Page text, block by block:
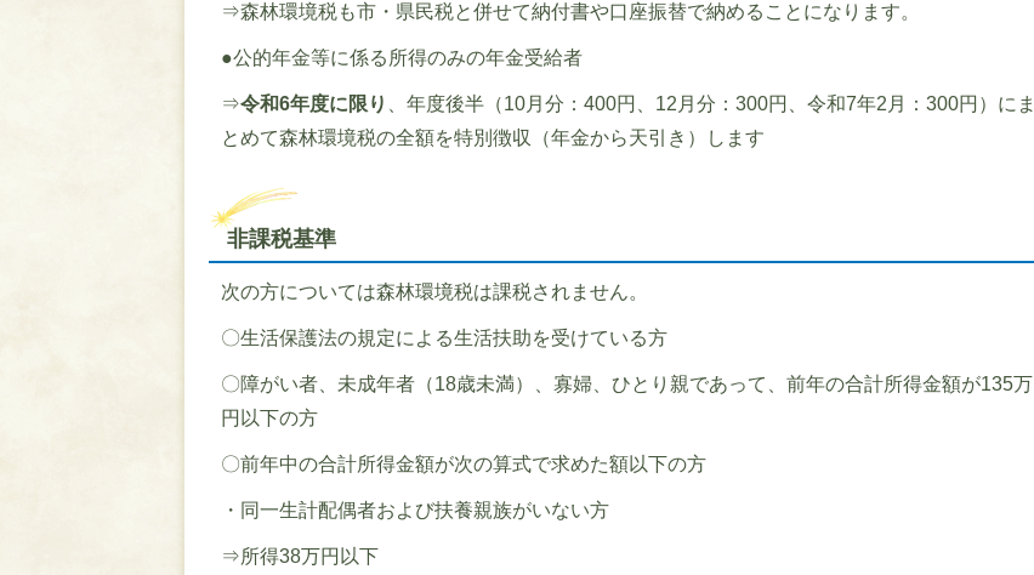
⇒森林環境税も市・県民税と併せて納付書や口座振替で納めることになります。
●公的年金等に係る所得のみの年金受給者
⇒令和6年度に限り 、年度後半（10月分：400円、12月分：300円、令和7年2月：300円）にま
とめて森林環境税の全額を特別徴収（年金から天引き）します
非課税基準
次の方については森林環境税は課税されません。
〇生活保護法の規定による生活扶助を受けている方
〇障がい者、未成年者（18歳未満）、寡婦、ひとり親であって、前年の合計所得金額が135万
円以下の方
〇前年中の合計所得金額が次の算式で求めた額以下の方
・同一生計配偶者および扶養親族がいない方
⇒所得38万円以下